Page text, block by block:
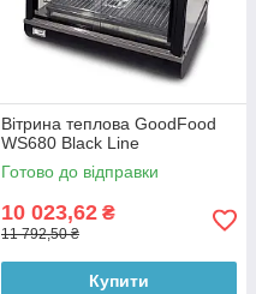
Вітрина теплова GoodFood
WS680 Black Line
Готово до відправки
10 023,62 ₴
11 792,50 ₴
Купити